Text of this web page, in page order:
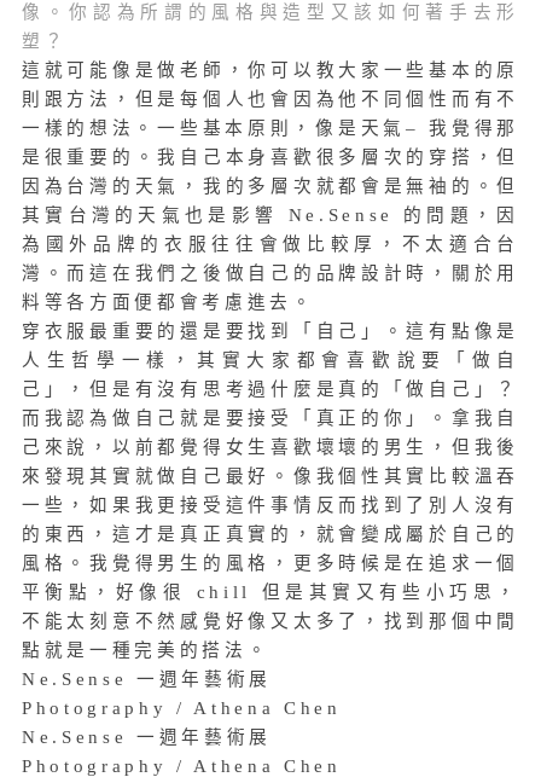
像。你認為所謂的風格與造型又該如何著手去形
塑？
這就可能像是做老師，你可以教大家一些基本的原
則跟方法，但是每個人也會因為他不同個性而有不
一樣的想法。一些基本原則，像是天氣– 我覺得那
是很重要的。我自己本身喜歡很多層次的穿搭，但
因為台灣的天氣，我的多層次就都會是無袖的。但
其實台灣的天氣也是影響 Ne.Sense 的問題，因
為國外品牌的衣服往往會做比較厚，不太適合台
灣。而這在我們之後做自己的品牌設計時，關於用
料等各方面便都會考慮進去。
穿衣服最重要的還是要找到「自己」。這有點像是
人生哲學一樣，其實大家都會喜歡說要「做自
己」，但是有沒有思考過什麼是真的「做自己」？
而我認為做自己就是要接受「真正的你」。拿我自
己來說，以前都覺得女生喜歡壞壞的男生，但我後
來發現其實就做自己最好。像我個性其實比較溫吞
一些，如果我更接受這件事情反而找到了別人沒有
的東西，這才是真正真實的，就會變成屬於自己的
風格。我覺得男生的風格，更多時候是在追求一個
平衡點，好像很 chill 但是其實又有些小巧思，
不能太刻意不然感覺好像又太多了，找到那個中間
點就是一種完美的搭法。
Ne.Sense 一週年藝術展
Photography / Athena Chen
Ne.Sense 一週年藝術展
Photography / Athena Chen